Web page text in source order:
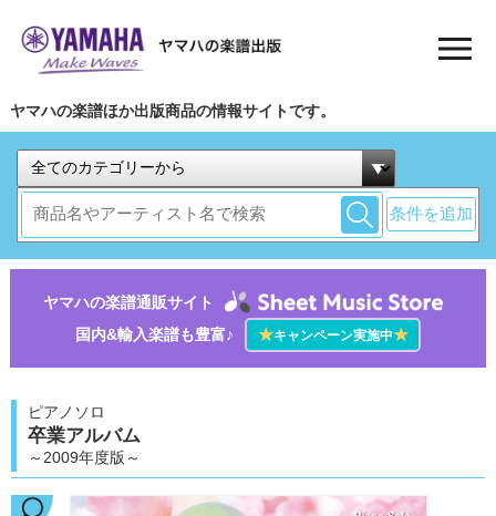
ヤマハの楽譜ほか出版商品の情報サイトです。
条件を追加
ヤマハの楽譜通販サイト
国内&輸入楽譜も豊富♪
★キャンペーン実施中★
ピアノソロ
卒業アルバム
～2009年度版～